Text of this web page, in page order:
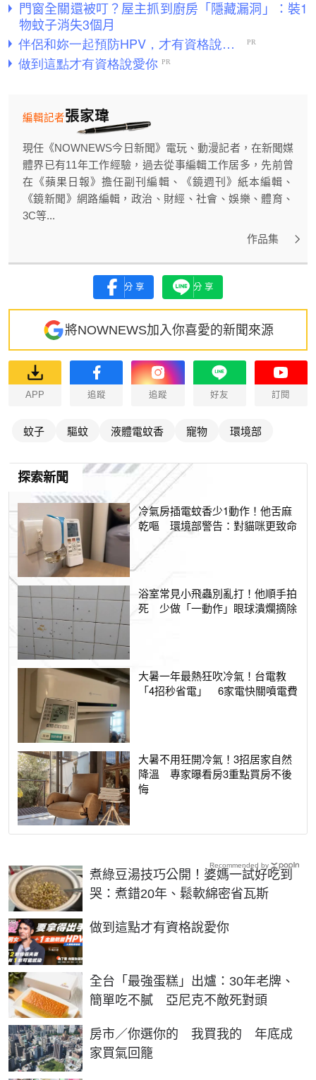
門窗全關還被叮？屋主抓到廚房「隱藏漏洞」：裝1
物蚊子消失3個月
張家瑋
編輯記者
現任《NOWNEWS今日新聞》電玩、動漫記者，在新聞媒
體界已有11年工作經驗，過去從事編輯工作居多，先前曾
在《蘋果日報》擔任副刊編輯、《鏡週刊》紙本編輯、
《鏡新聞》網路編輯，政治、財經、社會、娛樂、體育、
3C等...
作品集
分享 分享
將NOWNEWS加入你喜愛的新聞來源
APP 追蹤 追蹤 好友 訂閱
蚊子 驅蚊 液體電蚊香 寵物 環境部
探索新聞
冷氣房插電蚊香少1動作！他舌麻
乾嘔 環境部警告：對貓咪更致命
浴室常見小飛蟲別亂打！他順手拍
死 少做「一動作」眼球潰爛摘除
大暑一年最熱狂吹冷氣！台電教
「4招秒省電」 6家電快關噴電費
大暑不用狂開冷氣！3招居家自然
降溫 專家曝看房3重點買房不後
悔
煮綠豆湯技巧公開！婆媽一試好吃到
哭：煮錯20年、鬆軟綿密省瓦斯
做到這點才有資格說愛你
PR
全台「最強蛋糕」出爐：30年老牌、
簡單吃不膩 亞尼克不敵死對頭
房市／你選你的 我買我的 年底成
家買氣回籠
Recommended by